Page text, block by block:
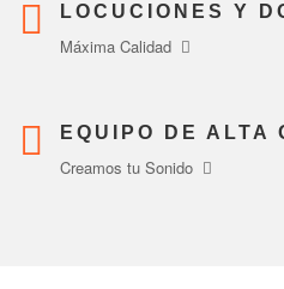
LOCUCIONES Y
Máxima Calidad
EQUIPO DE ALTA
Creamos tu Sonido